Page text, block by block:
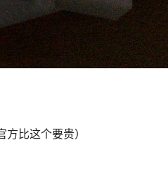
比这个要贵）